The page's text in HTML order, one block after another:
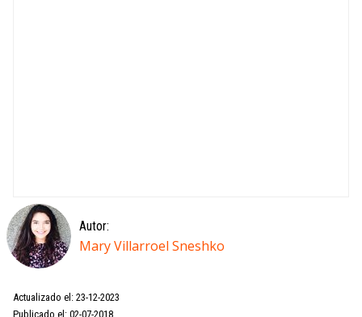
Autor:
Mary Villarroel Sneshko
Actualizado el: 23-12-2023
Publicado el: 02-07-2018